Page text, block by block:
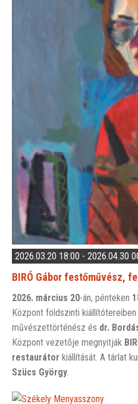
2026.03.20 18:00 - 2026.04.30
BIRÓ Gábor festőművész,
2026. március 20-án, pénteken
Központ földszinti kiállítótereiben
művészettörténész és dr.
Központ vezetője megnyitják
restaurátor kiállítását. A tárlat
Szücs György.